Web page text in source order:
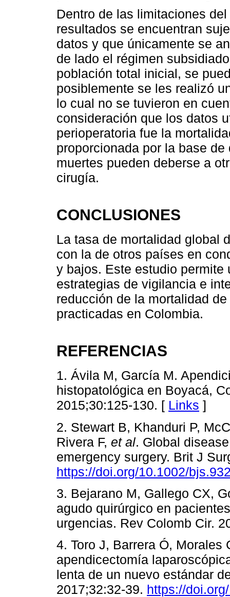
Dentro de las limitaciones
resultados se encuentran
datos y que únicamente se
de lado el régimen
población total inicial, se
posiblemente se les realizó
lo cual no se tuvieron en
consideración que los datos
perioperatoria fue la
proporcionada por la base
muertes pueden deberse a
cirugía.
CONCLUSIONES
La tasa de mortalidad global
con la de otros países en
y bajos. Este estudio
estrategias de vigilancia e
reducción de la mortalidad
practicadas en Colombia.
REFERENCIAS
1. Ávila M, García M.
histopatológica en Boyacá,
2015;30:125-130. [ Links ]
2. Stewart B, Khanduri P,
Rivera F, et al. Global
emergency surgery. Brit J
https://doi.org/10.1002/
3. Bejarano M, Gallego CX,
agudo quirúrgico en
urgencias. Rev Colomb Cir.
4. Toro J, Barrera Ó,
apendicectomía
lenta de un nuevo estándar
2017;32:32-39. https://